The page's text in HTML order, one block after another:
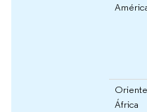
África